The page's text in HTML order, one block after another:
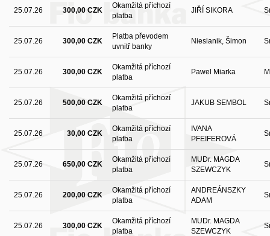
25.07.26 300,00 CZK
Okamžitá příchozí
platba
JIŘÍ SIKORA
25.07.26 300,00 CZK
Platba převodem
uvnitř banky
Nieslanik, Šimon
25.07.26 300,00 CZK
Okamžitá příchozí
platba
Pawel Miarka
25.07.26 500,00 CZK
Okamžitá příchozí
platba
JAKUB SEMBOL
25.07.26 30,00 CZK
Okamžitá příchozí
platba
IVANA
PFEIFEROVÁ
25.07.26 650,00 CZK
Okamžitá příchozí
platba
MUDr. MAGDA
SZEWCZYK
25.07.26 200,00 CZK
Okamžitá příchozí
platba
ANDREÁNSZKY
ADAM
25.07.26 300,00 CZK
Okamžitá příchozí
platba
MUDr. MAGDA
SZEWCZYK